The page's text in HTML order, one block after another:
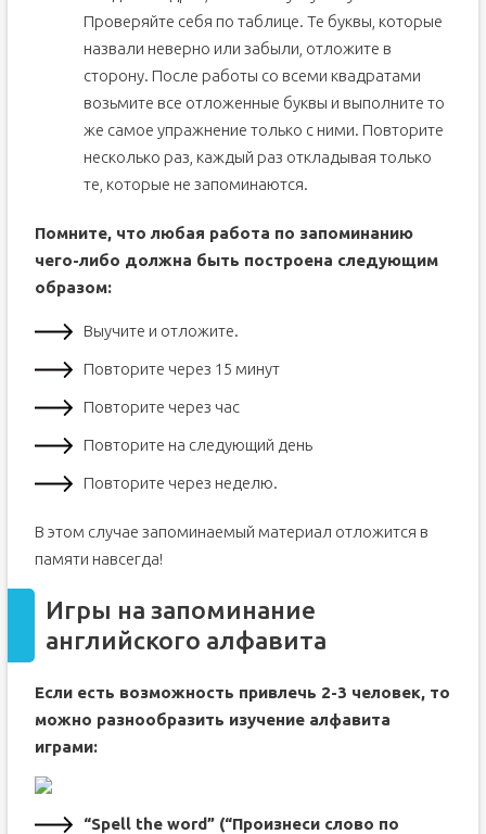
Проверяйте себя по таблице. Те буквы, которые
назвали неверно или забыли, отложите в
сторону. После работы со всеми квадратами
возьмите все отложенные буквы и выполните то
же самое упражнение только с ними. Повторите
несколько раз, каждый раз откладывая только
те, которые не запоминаются.
Помните, что любая работа по запоминанию
чего-либо должна быть построена следующим
образом:
Выучите и отложите.
Повторите через 15 минут
Повторите через час
Повторите на следующий день
Повторите через неделю.
В этом случае запоминаемый материал отложится в
памяти навсегда!
Игры на запоминание
английского алфавита
Если есть возможность привлечь 2-3 человек, то
можно разнообразить изучение алфавита
играми:
“Spell the word” (“Произнеси слово по